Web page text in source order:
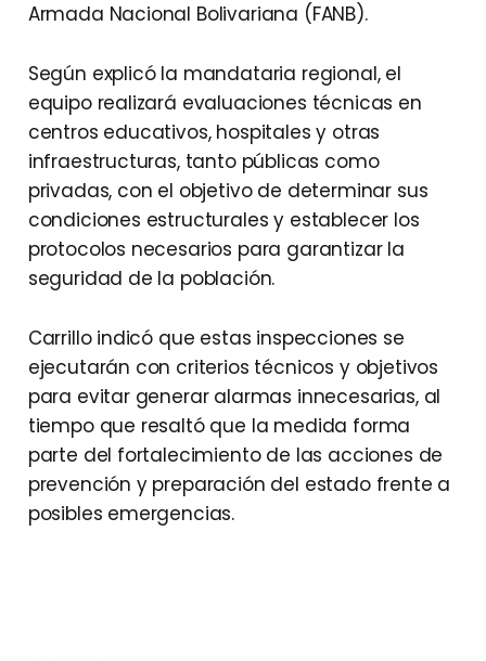
Armada Nacional Bolivariana (FANB).
Según explicó la mandataria regional, el
equipo realizará evaluaciones técnicas en
centros educativos, hospitales y otras
infraestructuras, tanto públicas como
privadas, con el objetivo de determinar sus
condiciones estructurales y establecer los
protocolos necesarios para garantizar la
seguridad de la población.
Carrillo indicó que estas inspecciones se
ejecutarán con criterios técnicos y objetivos
para evitar generar alarmas innecesarias, al
tiempo que resaltó que la medida forma
parte del fortalecimiento de las acciones de
prevención y preparación del estado frente a
posibles emergencias.